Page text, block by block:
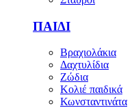
ΠΑΙΔΙ
Βραχιολάκια
Δαχτυλίδια
Ζώδια
Κολιέ παιδικά
Κωνσταντινάτα